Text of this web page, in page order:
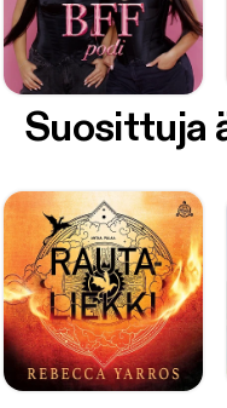
Suosittuja